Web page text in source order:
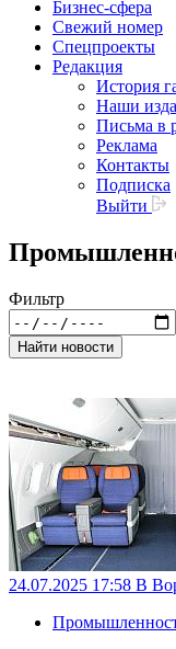
Бизнес-сфера
Свежий номер
Спецпроекты
Редакция
История
Наши
Письма в
Реклама
Контакты
Подписка
Выйти
Фильтр
Найти новости
24.07.2025 17:58 В